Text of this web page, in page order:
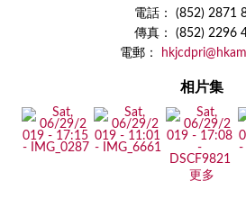
電話： (852) 2871
傳真： (852) 2296
電郵：
相片集
更多